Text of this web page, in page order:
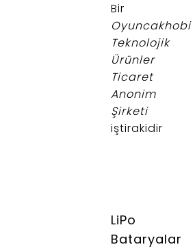
Bir
Oyuncakhobi
Teknolojik
Ürünler
Ticaret
Anonim
Şirketi
iştirakidir
LiPo
Bataryalar